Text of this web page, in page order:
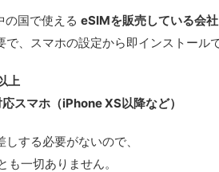
国で使える eSIMを販売している会社
、スマホの設定から即インストールで
上
スマホ（iPhone XS以降など）
する必要がないので、
も一切ありません。